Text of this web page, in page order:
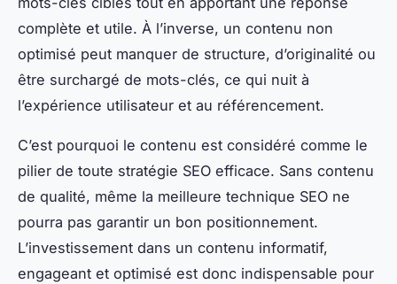
complète et utile. À l’inverse, un contenu non
optimisé peut manquer de structure, d’originalité ou
être surchargé de mots-clés, ce qui nuit à
l’expérience utilisateur et au référencement.
C’est pourquoi le contenu est considéré comme le
pilier de toute stratégie SEO efficace. Sans contenu
de qualité, même la meilleure technique SEO ne
pourra pas garantir un bon positionnement.
L’investissement dans un contenu informatif,
engageant et optimisé est donc indispensable pour